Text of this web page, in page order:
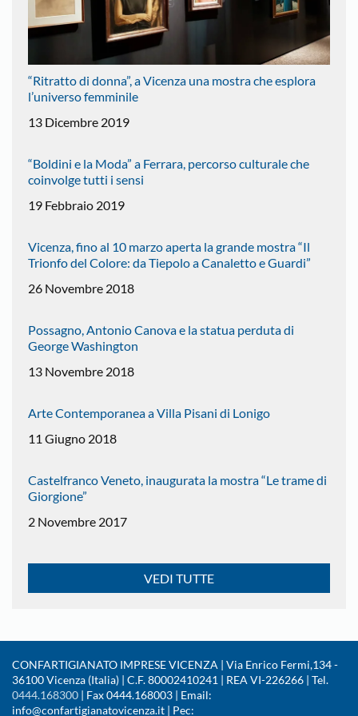
“Ritratto di donna”, a Vicenza una mostra che esplora
l’universo femminile
13 Dicembre 2019
“Boldini e la Moda” a Ferrara, percorso culturale che
coinvolge tutti i sensi
19 Febbraio 2019
Vicenza, fino al 10 marzo aperta la grande mostra “Il
Trionfo del Colore: da Tiepolo a Canaletto e Guardi”
26 Novembre 2018
Possagno, Antonio Canova e la statua perduta di
George Washington
13 Novembre 2018
Arte Contemporanea a Villa Pisani di Lonigo
11 Giugno 2018
Castelfranco Veneto, inaugurata la mostra “Le trame di
Giorgione”
2 Novembre 2017
VEDI TUTTE
CONFARTIGIANATO IMPRESE VICENZA | Via Enrico Fermi,134 -
36100 Vicenza (Italia) | C.F. 80002410241 | REA VI-226266 | Tel.
0444.168300 | Fax 0444.168003 | Email:
info@confartigianatovicenza.it | Pec: